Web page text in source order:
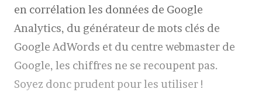
en corrélation les données de Google
Analytics, du générateur de mots clés de
Google AdWords et du centre webmaster de
Google, les chiffres ne se recoupent pas.
Soyez donc prudent pour les utiliser !